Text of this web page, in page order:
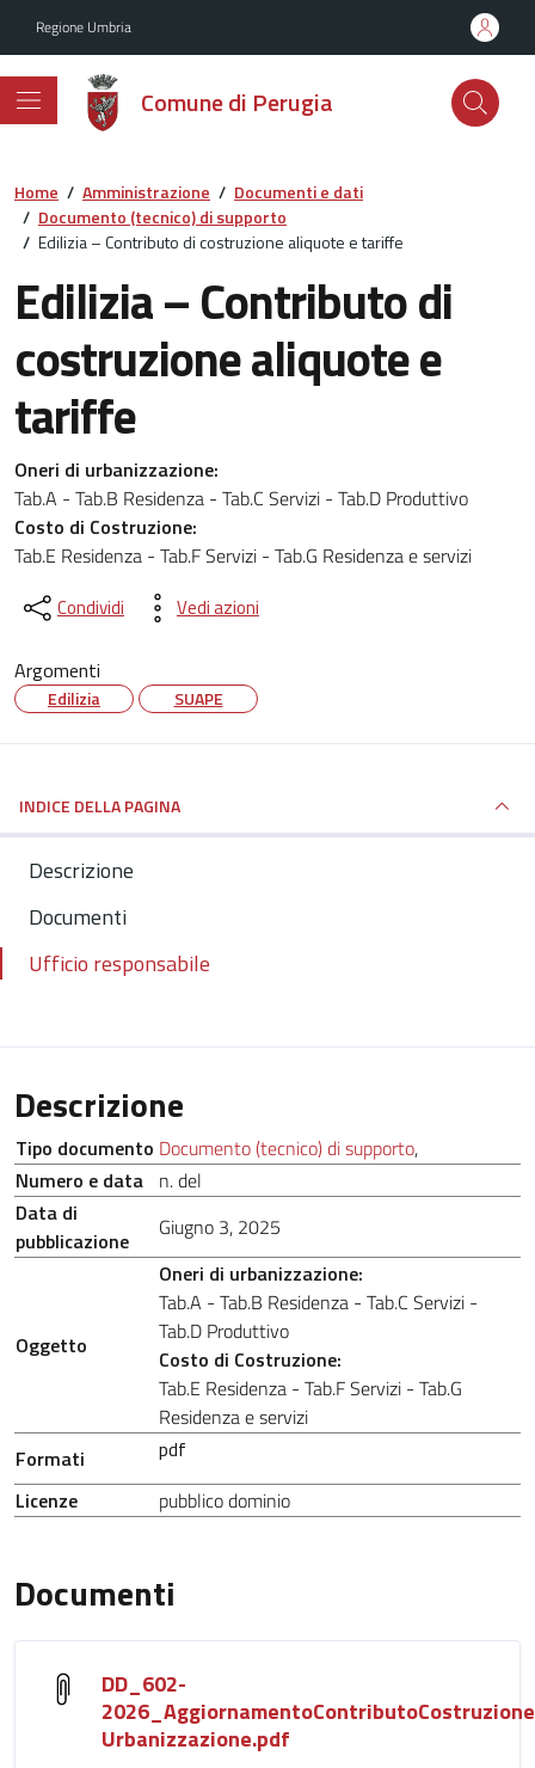
Regione Umbria
Comune di Perugia
Home / Amministrazione / Documenti e dati
/ Documento (tecnico) di supporto
/ Edilizia – Contributo di costruzione aliquote e tariffe
Edilizia – Contributo di
costruzione aliquote e
tariffe
Dettagli del documento
Oneri di urbanizzazione:
Tab.A - Tab.B Residenza - Tab.C Servizi - Tab.D Produttivo
Costo di Costruzione:
Tab.E Residenza - Tab.F Servizi - Tab.G Residenza e servizi
Condividi Vedi azioni
Argomenti
Edilizia SUAPE
INDICE DELLA PAGINA
Descrizione
Documenti
Ufficio responsabile
Descrizione
Tipo documento Documento (tecnico) di supporto,
Numero e data n. del
Data di
pubblicazione
Giugno 3, 2025
Oggetto
Oneri di urbanizzazione:
Tab.A - Tab.B Residenza - Tab.C Servizi -
Tab.D Produttivo
Costo di Costruzione:
Tab.E Residenza - Tab.F Servizi - Tab.G
Residenza e servizi
Formati
pdf
Licenze
pubblico dominio
Documenti
DD_602-
Urbanizzazione.pdf